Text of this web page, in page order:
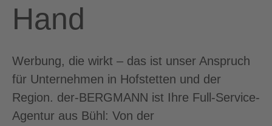
Hand
Werbung, die wirkt – das ist unser Anspruch
für Unternehmen in Hofstetten und der
Region. der-BERGMANN ist Ihre Full-Service-
Agentur aus Bühl: Von der